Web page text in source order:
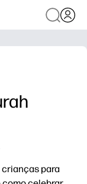
crianças para